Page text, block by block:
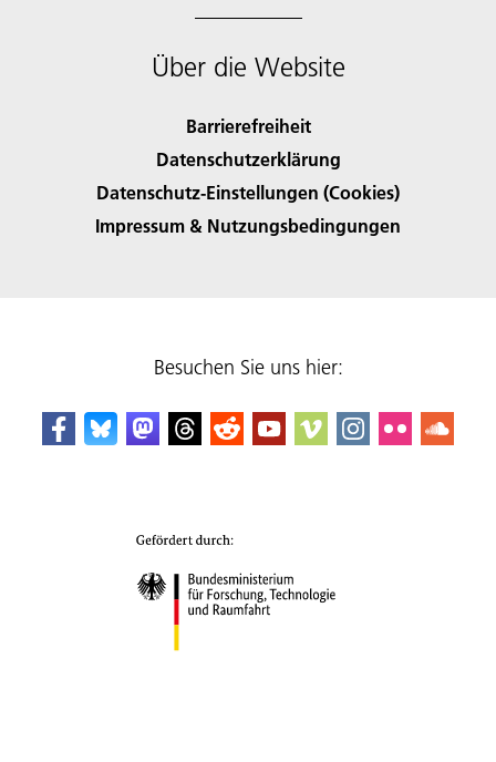
Über die Website
Barrierefreiheit
Datenschutzerklärung
Datenschutz-Einstellungen (Cookies)
Impressum & Nutzungsbedingungen
Besuchen Sie uns hier: